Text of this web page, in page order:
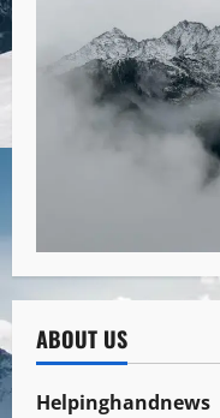
ABOUT US
Helpinghandnews